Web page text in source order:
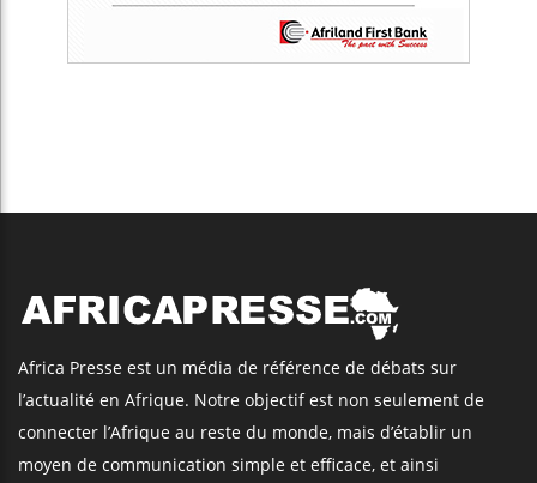
Africa Presse est un média de référence de débats sur
l’actualité en Afrique. Notre objectif est non seulement de
connecter l’Afrique au reste du monde, mais d’établir un
moyen de communication simple et efficace, et ainsi